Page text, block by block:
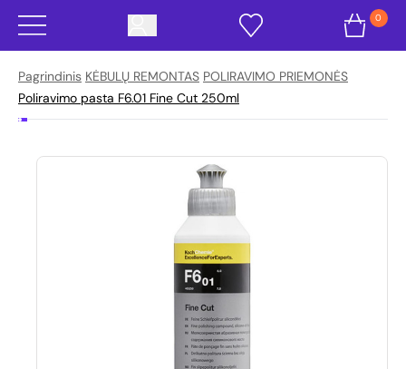
0
Pagrindinis KĖBULŲ REMONTAS POLIRAVIMO PRIEMONĖS
Poliravimo pasta F6.01 Fine Cut 250ml